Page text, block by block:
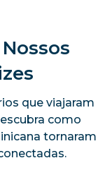
que viajaram
como
tornaram